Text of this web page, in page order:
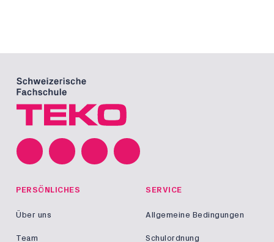
PERSÖNLICHES
Über uns
Team
SERVICE
Allgemeine Bedingungen
Schulordnung